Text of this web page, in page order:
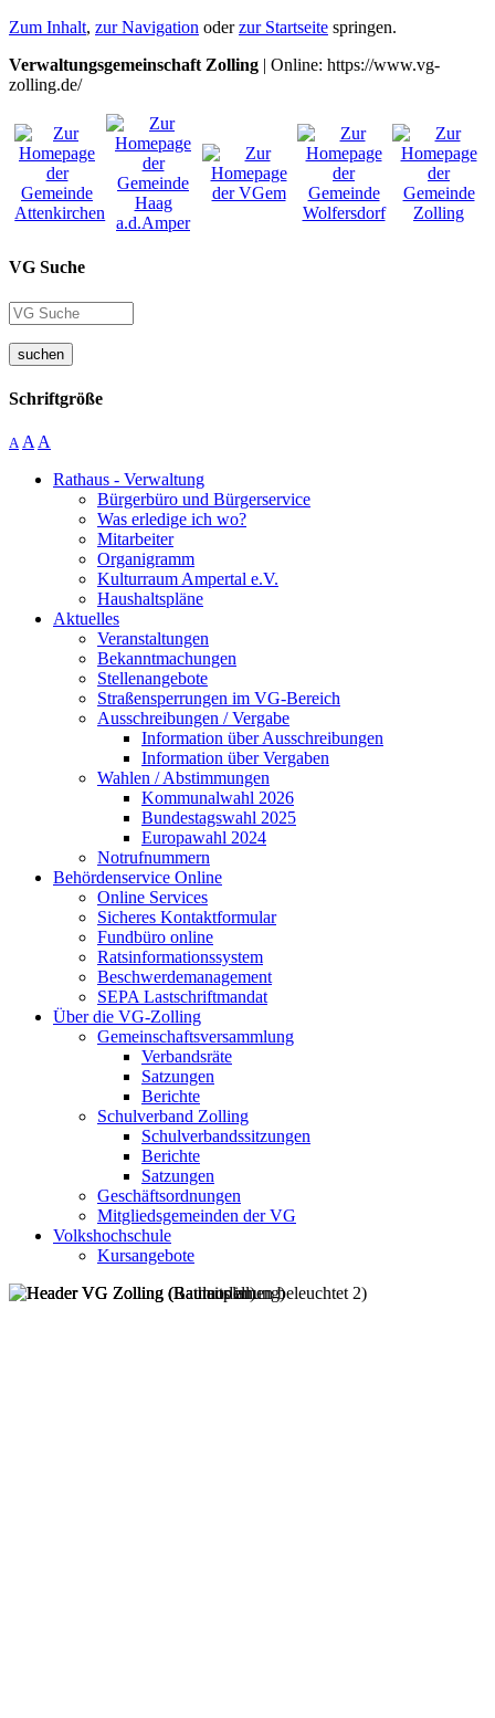
Zum Inhalt, zur Navigation oderzur Startseite springen.
Verwaltungsgemeinschaft Zolling | Online: https://www.vg-
zolling.de/
VG Suche
suchen
Schriftgröße
A A A
Rathaus - Verwaltung
Bürgerbüro und Bürgerservice
Was erledige ich wo?
Mitarbeiter
Organigramm
Kulturraum Ampertal e.V.
Haushaltspläne
Aktuelles
Veranstaltungen
Bekanntmachungen
Stellenangebote
Straßensperrungen im VG-Bereich
Ausschreibungen / Vergabe
Information über Ausschreibungen
Information über Vergaben
Wahlen / Abstimmungen
Kommunalwahl 2026
Bundestagswahl 2025
Europawahl 2024
Notrufnummern
Behördenservice Online
Online Services
Sicheres Kontaktformular
Fundbüro online
Ratsinformationssystem
Beschwerdemanagement
SEPA Lastschriftmandat
Über die VG-Zolling
Gemeinschaftsversammlung
Verbandsräte
Satzungen
Berichte
Schulverband Zolling
Schulverbandssitzungen
Berichte
Satzungen
Geschäftsordnungen
Mitgliedsgemeinden der VG
Volkshochschule
Kursangebote